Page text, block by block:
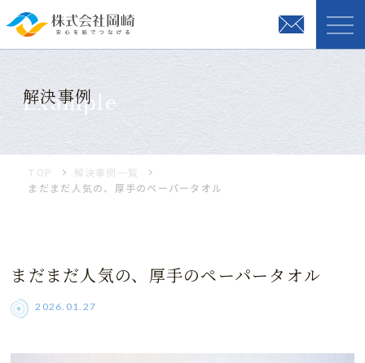
Example
解決事例
TOP
解決事例一覧
まだまだ人気の、厚手のペーパータオル
まだまだ人気の、厚手のペーパータオル
2026.01.27